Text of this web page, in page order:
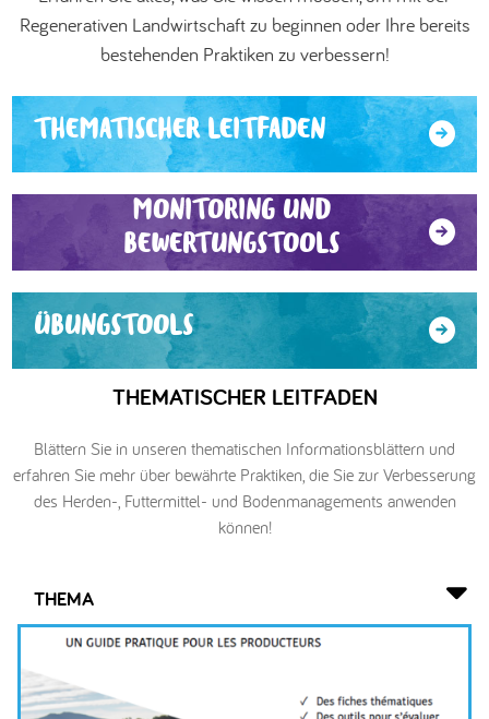
العربية
Regenerativen Landwirtschaft zu beginnen oder Ihre bereits
bestehenden Praktiken zu verbessern!
THEMATISCHER LEITFADEN
MONITORING UND
BEWERTUNGSTOOLS
ÜBUNGSTOOLS
THEMATISCHER LEITFADEN
Blättern Sie in unseren thematischen Informationsblättern und
erfahren Sie mehr über bewährte Praktiken, die Sie zur Verbesserung
des Herden-, Futtermittel- und Bodenmanagements anwenden
können!
THEMA